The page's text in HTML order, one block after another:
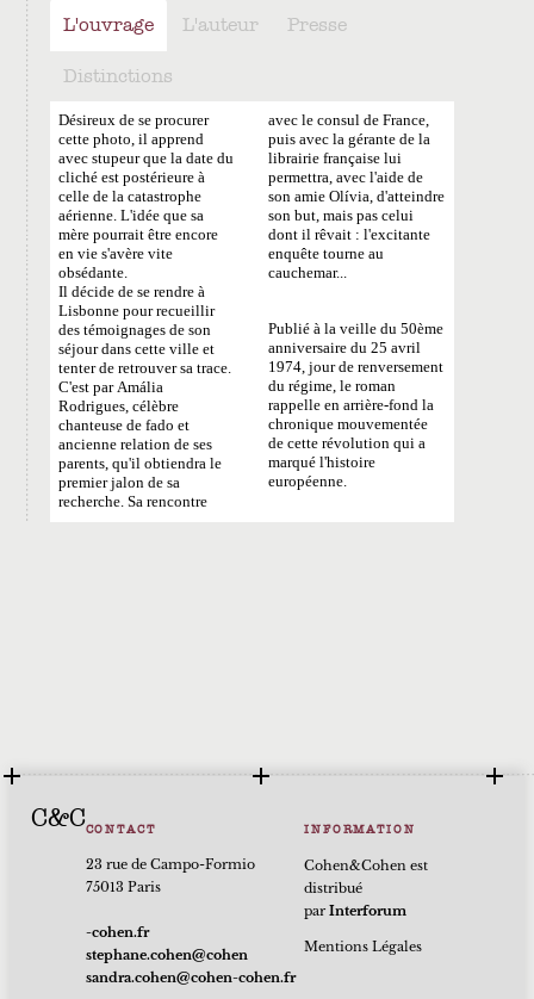
L'ouvrage L'auteur Presse
Distinctions
Désireux de se procurer
cette photo, il apprend
avec stupeur que la date du
cliché est postérieure à
celle de la catastrophe
aérienne. L'idée que sa
mère pourrait être encore
en vie s'avère vite
obsédante.
Il décide de se rendre à
Lisbonne pour recueillir
des témoignages de son
séjour dans cette ville et
tenter de retrouver sa trace.
C'est par Amália
Rodrigues, célèbre
chanteuse de fado et
ancienne relation de ses
parents, qu'il obtiendra le
premier jalon de sa
recherche. Sa rencontre
avec le consul de France,
puis avec la gérante de la
librairie française lui
permettra, avec l'aide de
son amie Olívia, d'atteindre
son but, mais pas celui
dont il rêvait : l'excitante
enquête tourne au
cauchemar...
Publié à la veille du 50ème
anniversaire du 25 avril
1974, jour de renversement
du régime, le roman
rappelle en arrière-fond la
chronique mouvementée
de cette révolution qui a
marqué l'histoire
européenne.
C&CCONTACT
23 rue de Campo-Formio
75013 Paris
rf.nehoc-
nehoc@nehoc.enahpets
rf.nehoc-nehoc@nehoc.ardnas
INFORMATION
Cohen&Cohen est
distribué
parInterforum
Mentions Légales